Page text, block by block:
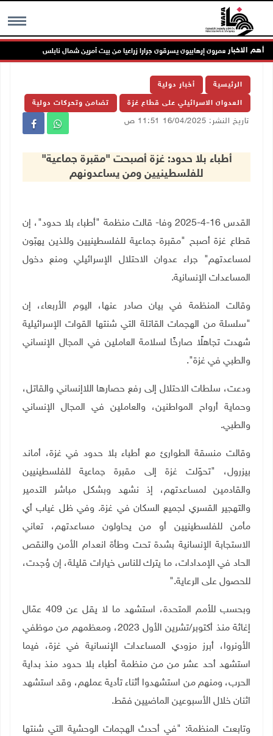
MENU أهم الاخبار
مستعمرون إرهابيون يسرقون جرارا زراعيا من بيت أمرين شمال نابلس
الرئيسية أخبار دولية
العدوان الاسرائيلي على قطاع غزة تضامن وتحركات دولية
تاريخ النشر: 16/04/2025 11:51 ص
أطباء بلا حدود: غزة أصبحت "مقبرة جماعية"
للفلسطينيين ومن يساعدونهم
القدس 16-4-2025 وفا-
قالت منظمة "أطباء بلا حدود"، إن
قطاع غزة أصبح "مقبرة جماعية للفلسطينيين وللذين يهبّون
لمساعدتهم" جراء عدوان الاحتلال الإسرائيلي ومنع دخول
المساعدات الإنسانية.
وقالت المنظمة في بيان صادر عنها، اليوم الأربعاء، إن
"سلسلة من الهجمات القاتلة التي شنتها القوات الإسرائيلية
شهدت تجاهلًا صارخًا لسلامة العاملين في المجال الإنساني
والطبي في غزة".
ودعت، سلطات الاحتلال إلى رفع حصارها اللاإنساني والقاتل،
وحماية أرواح المواطنين، والعاملين في المجال الإنساني
والطبي.
وقالت منسقة الطوارئ مع أطباء بلا حدود في غزة، أماند
بيزرول، "تحوّلت غزة إلى مقبرة جماعية للفلسطينيين
والقادمين لمساعدتهم، إذ نشهد وبشكل مباشر التدمير
والتهجير القسري لجميع السكان في غزة. وفي ظل غياب أي
مأمن للفلسطينيين أو من يحاولون مساعدتهم، تعاني
الاستجابة الإنسانية بشدة تحت وطأة انعدام الأمن والنقص
الحاد في الإمدادات، ما يترك للناس خيارات قليلة، إن وُجدت،
للحصول على الرعاية".
وبحسب للأمم المتحدة، استشهد ما لا يقل عن 409 عمّال
إغاثة منذ أكتوبر/تشرين الأول 2023، ومعظمهم من موظفي
الأونروا، أبرز مزودي المساعدات الإنسانية في غزة، فيما
استشهد أحد عشر من من منظمة أطباء بلا حدود منذ بداية
الحرب، ومنهم من استشهدوا أثناء تأدية عملهم، وقد استشهد
اثنان خلال الأسبوعين الماضيين فقط.
وتابعت المنظمة: "في أحدث الهجمات الوحشية التي شنتها